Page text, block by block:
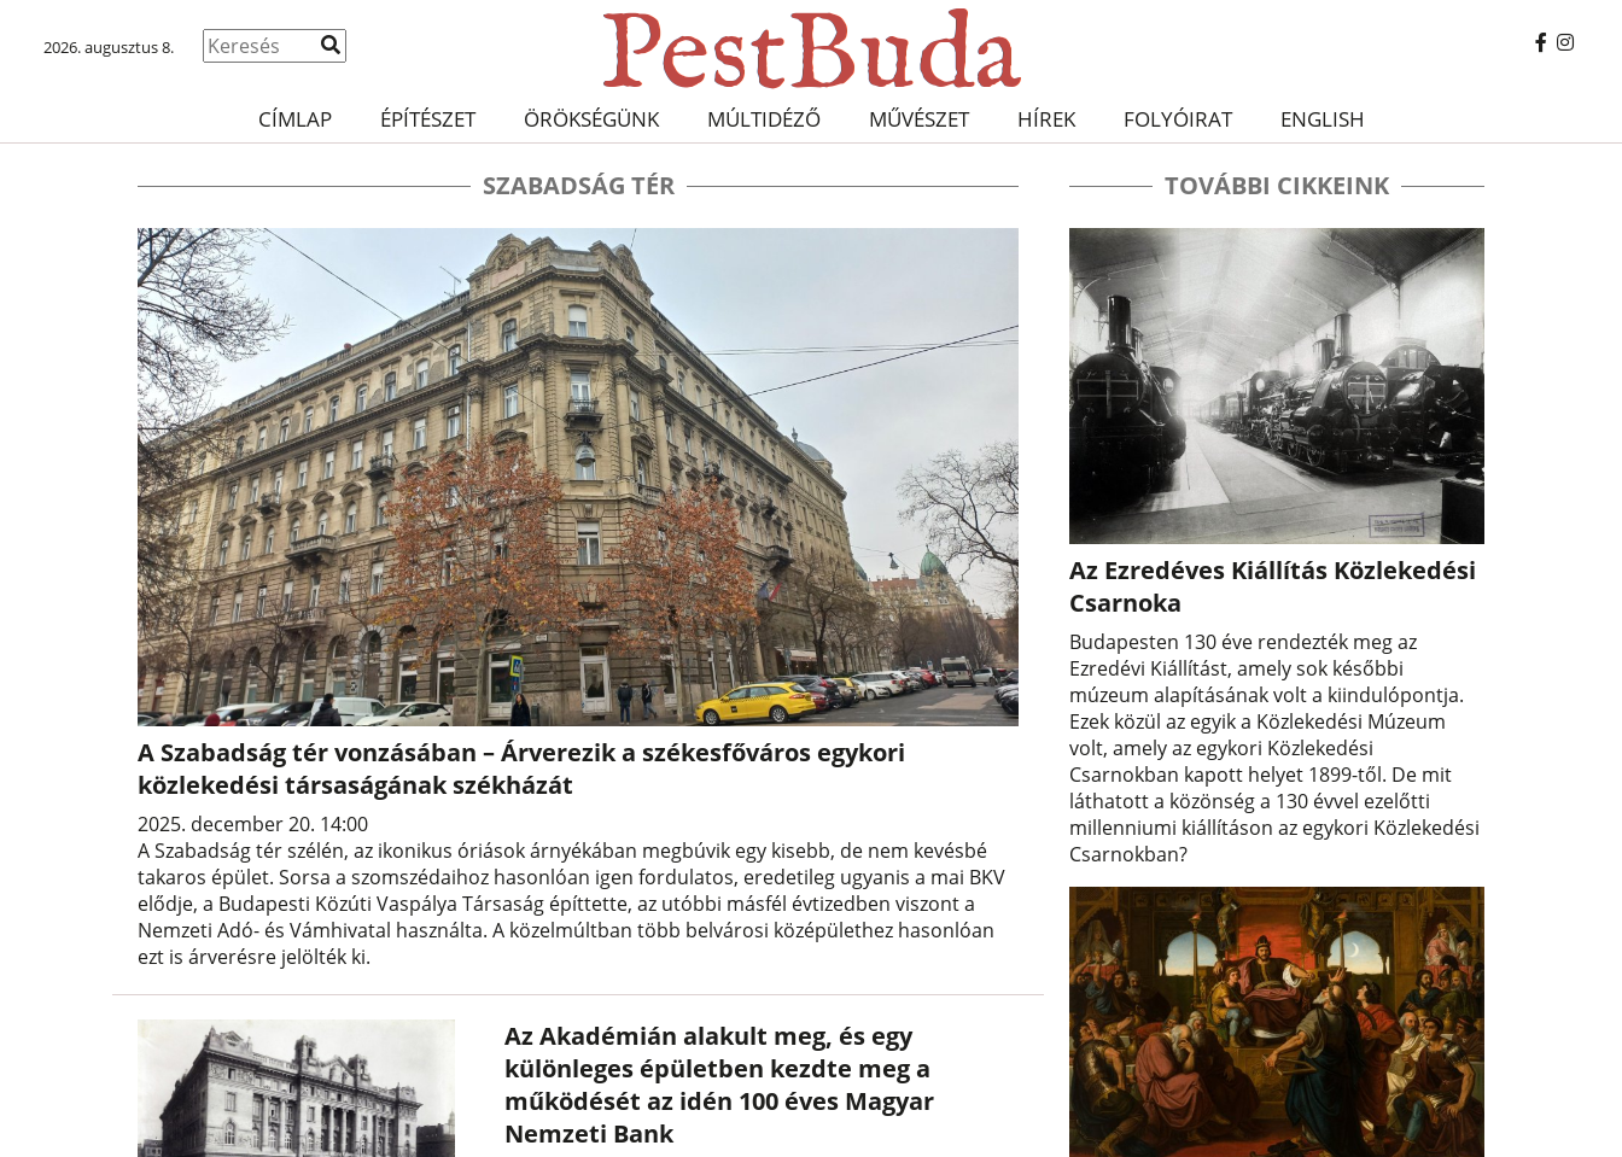
2026. augusztus 8.
CÍMLAP ÉPÍTÉSZET ÖRÖKSÉGÜNK MÚLTIDÉZŐ MŰVÉSZET HÍREK FOLYÓIRAT ENGLISH
SZABADSÁG TÉR
A Szabadság tér vonzásában – Árverezik a székesfőváros egykori
közlekedési társaságának székházát
2025. december 20. 14:00
A Szabadság tér szélén, az ikonikus óriások árnyékában megbúvik egy kisebb, de nem kevésbé
takaros épület. Sorsa a szomszédaihoz hasonlóan igen fordulatos, eredetileg ugyanis a mai BKV
elődje, a Budapesti Közúti Vaspálya Társaság építtette, az utóbbi másfél évtizedben viszont a
Nemzeti Adó- és Vámhivatal használta. A közelmúltban több belvárosi középülethez hasonlóan
ezt is árverésre jelölték ki.
Az Akadémián alakult meg, és egy
különleges épületben kezdte meg a
működését az idén 100 éves Magyar
Nemzeti Bank
TOVÁBBI CIKKEINK
Az Ezredéves Kiállítás Közlekedési
Csarnoka
Budapesten 130 éve rendezték meg az
Ezredévi Kiállítást, amely sok későbbi
múzeum alapításának volt a kiindulópontja.
Ezek közül az egyik a Közlekedési Múzeum
volt, amely az egykori Közlekedési
Csarnokban kapott helyet 1899-től. De mit
láthatott a közönség a 130 évvel ezelőtti
millenniumi kiállításon az egykori Közlekedési
Csarnokban?